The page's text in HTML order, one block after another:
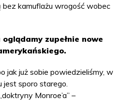
kamuflażu wrogość wobec
zupełnie nowe
jak już sobie powiedzieliśmy, w
sporo starego.
Monroe’a” –